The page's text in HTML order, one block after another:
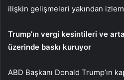
ilişkin gelişmeleri yakından
Trump’ın vergi kesintileri ve
üzerinde baskı kuruyor
ABD Başkanı Donald Trump’ın